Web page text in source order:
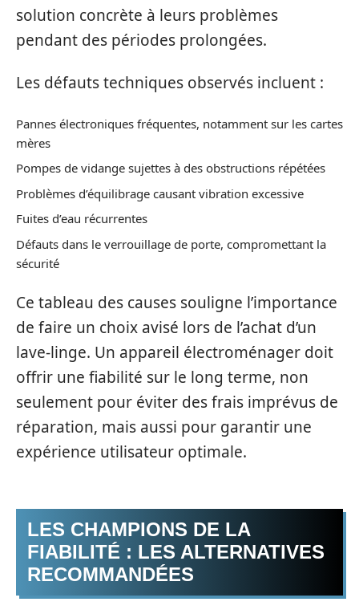
solution concrète à leurs problèmes
pendant des périodes prolongées.
Les défauts techniques observés incluent :
Pannes électroniques fréquentes, notamment sur les cartes
mères
Pompes de vidange sujettes à des obstructions répétées
Problèmes d’équilibrage causant vibration excessive
Fuites d’eau récurrentes
Défauts dans le verrouillage de porte, compromettant la
sécurité
Ce tableau des causes souligne l’importance
de faire un choix avisé lors de l’achat d’un
lave-linge. Un appareil électroménager doit
offrir une fiabilité sur le long terme, non
seulement pour éviter des frais imprévus de
réparation, mais aussi pour garantir une
expérience utilisateur optimale.
LES CHAMPIONS DE LA
FIABILITÉ : LES ALTERNATIVES
RECOMMANDÉES